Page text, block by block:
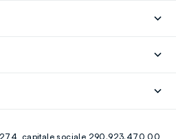
capitale sociale 290.923.470,00